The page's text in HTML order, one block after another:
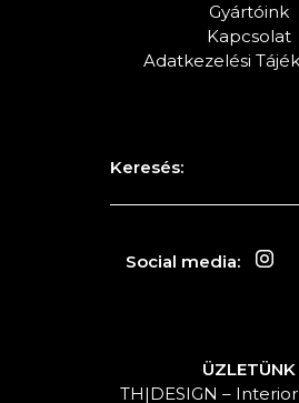
Gyártóink
Kapcsolat
Adatkezelési
Keresés:
Social media:
ÜZLETÜNK
TH|DESIGN –